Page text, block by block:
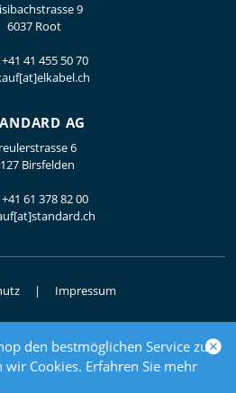
den bestmöglichen Service zu
Cookies. Erfahren Sie mehr
9
6037 Root
+41 41 455 50 70
AG
6
Birsfelden
+41 61 378 82 00
Impressum
Elektrogrosshandel
by polynorm